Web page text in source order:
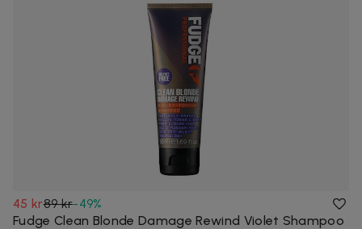
45 kr89 kr-49%
Fudge Clean Blonde Damage Rewind Violet Shampoo